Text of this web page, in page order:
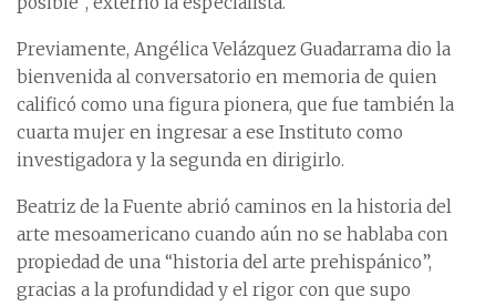
Previamente, Angélica Velázquez Guadarrama dio la
bienvenida al conversatorio en memoria de quien
calificó como una figura pionera, que fue también la
cuarta mujer en ingresar a ese Instituto como
investigadora y la segunda en dirigirlo.
Beatriz de la Fuente abrió caminos en la historia del
arte mesoamericano cuando aún no se hablaba con
propiedad de una “historia del arte prehispánico”,
gracias a la profundidad y el rigor con que supo